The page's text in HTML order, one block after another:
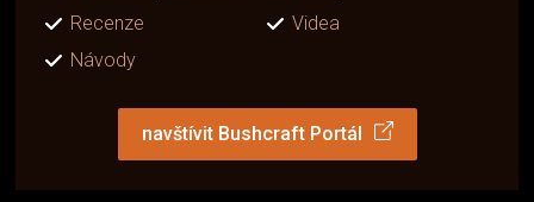
Recenze
Videa
Návody
navštívit Bushcraft Portál